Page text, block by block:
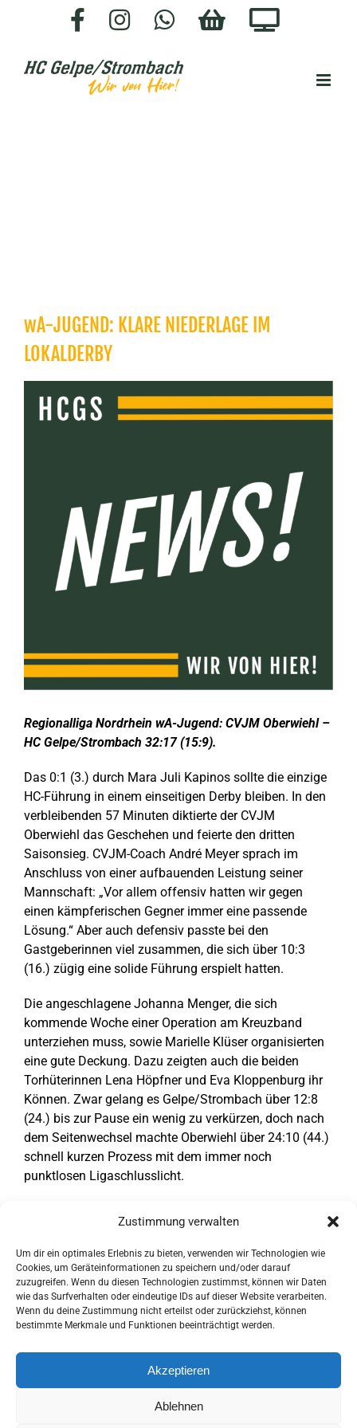
Zustimmung verwalten
Um dir ein optimales Erlebnis zu bieten, verwenden wir Technologien wie
Cookies, um Geräteinformationen zu speichern und/oder darauf
zuzugreifen. Wenn du diesen Technologien zustimmst, können wir Daten
wie das Surfverhalten oder eindeutige IDs auf dieser Website verarbeiten.
Wenn du deine Zustimmung nicht erteilst oder zurückziehst, können
bestimmte Merkmale und Funktionen beeinträchtigt werden.
Akzeptieren
Ablehnen
FacebookInstagram
WhatsApp
HC-
wA-JUGEND: KLARE NIEDERLAGE IM
LOKALDERBY
grösseres
Regionalliga Nordrhein wA-Jugend: CVJM Oberwiehl –
HC Gelpe/Strombach 32:17 (15:9).
Das 0:1 (3.) durch Mara Juli Kapinos sollte die einzige
HC-Führung in einem einseitigen Derby bleiben. In den
verbleibenden 57 Minuten diktierte der CVJM
Oberwiehl das Geschehen und feierte den dritten
Saisonsieg. CVJM-Coach André Meyer sprach im
Anschluss von einer aufbauenden Leistung seiner
Mannschaft: „Vor allem offensiv hatten wir gegen
einen kämpferischen Gegner immer eine passende
Lösung.“ Aber auch defensiv passte bei den
Gastgeberinnen viel zusammen, die sich über 10:3
(16.) zügig eine solide Führung erspielt hatten.
Die angeschlagene Johanna Menger, die sich
kommende Woche einer Operation am Kreuzband
unterziehen muss, sowie Marielle Klüser organisierten
eine gute Deckung. Dazu zeigten auch die beiden
Torhüterinnen Lena Höpfner und Eva Kloppenburg ihr
Können. Zwar gelang es Gelpe/Strombach über 12:8
(24.) bis zur Pause ein wenig zu verkürzen, doch nach
dem Seitenwechsel machte Oberwiehl über 24:10 (44.)
schnell kurzen Prozess mit dem immer noch
punktlosen Ligaschlusslicht.
Tea Burazor (4), Nele Brinkmann (2), Franziska Schuld,
Lena Maier, Hanna Junker, Fatima Covino (je 1),
Hannah Quendler (1/1).
Text:Oberberg-Aktuell.de